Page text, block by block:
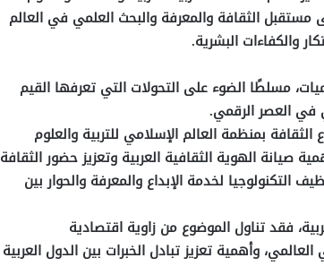
مستقبل الثقافة والمعرفة والبحث العلمي في العالم
والكفاءات البشرية.
مسلطًا الضوء على التحولات التي تعرفها القيم
في العصر الرقمي.
بمنظمة العالم الإسلامي للتربية والعلوم
صيانة الهوية الثقافية العربية وتعزيز حضور الثقافة
التكنولوجيا لخدمة الإبداع والمعرفة والحوار بين
فقد تناول الموضوع من زاوية اقتصادية
وأهمية تعزيز تبادل الخبرات بين الدول العربية